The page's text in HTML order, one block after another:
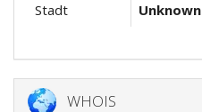
Stadt
Unknown
WHOIS